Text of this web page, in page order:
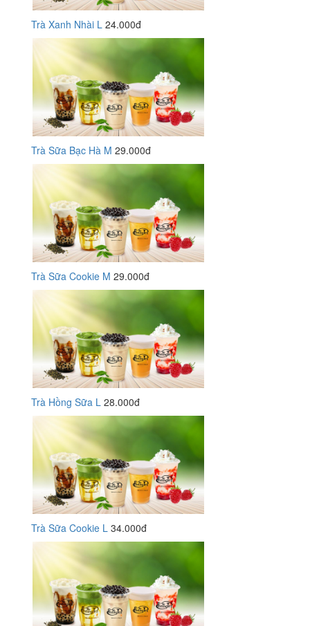
Trà Xanh Nhài L 24.000đ
Trà Sữa Bạc Hà M 29.000đ
Trà Sữa Cookie M 29.000đ
Trà Hồng Sữa L 28.000đ
Trà Sữa Cookie L 34.000đ